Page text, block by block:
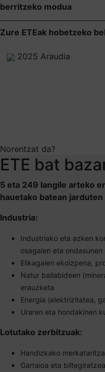
berritzeko modua
Zure ETEak hobetzeko
2025 Araudia
Norentzat da?
ETE bat
5 eta 249 langile arteko
hauetako batean jarduten
Industria:
Industriako eta azken
osagaien eta ondasunen
Elikagaien ekoizpena,
Natur baliabideen
erauzketa
Energia (elektrizitatea,
Uraren eta hondakinen
Lotutako zerbitzuak:
Handizkako merkataritza
Garraioa eta biltegiratzea